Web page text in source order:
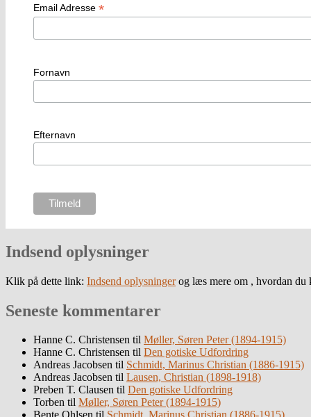
Email Adresse *
Fornavn
Efternavn
Indsend oplysninger
Klik på dette link: Indsend oplysningerog læs mere om , hvordan du
Seneste kommentarer
Hanne C. Christensen til Møller, Søren Peter (1894-1915)
Hanne C. Christensen til Den gotiske Udfordring
Andreas Jacobsen til Schmidt, Marinus Christian (1886-1915)
Andreas Jacobsen til Lausen, Christian (1898-1918)
Preben T. Clausen til Den gotiske Udfordring
Torben til Møller, Søren Peter (1894-1915)